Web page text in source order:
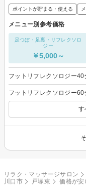
ポイントが貯まる・使える
メニュー別参考価格
足つぼ・足裏・リフレクソロ
ジー
￥5,000～
フットリフレクソロジー40
フットリフレクソロジー60
す
リラク・マッサージサロン
川口市
戸塚東 価格が安